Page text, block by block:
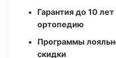
Гарантия до 10
ортопедию
Программы
скидки